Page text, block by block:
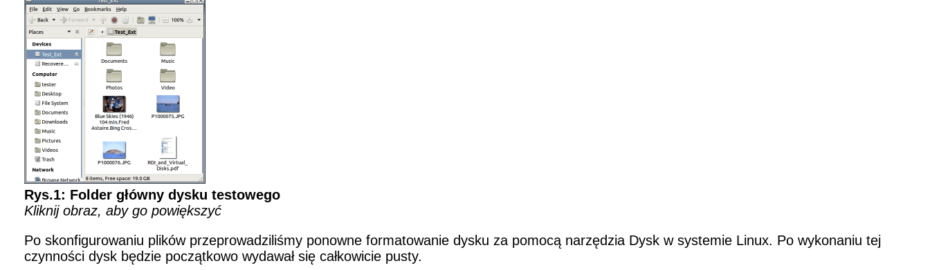
Rys.1: Folder główny dysku testowego
Kliknij obraz, aby go powiększyć
Po skonfigurowaniu plików przeprowadziliśmy ponowne formatowanie dysku za pomocą narzędzia Dysk w systemie Linux. Po wykonaniu tej
czynności dysk będzie początkowo wydawał się całkowicie pusty.